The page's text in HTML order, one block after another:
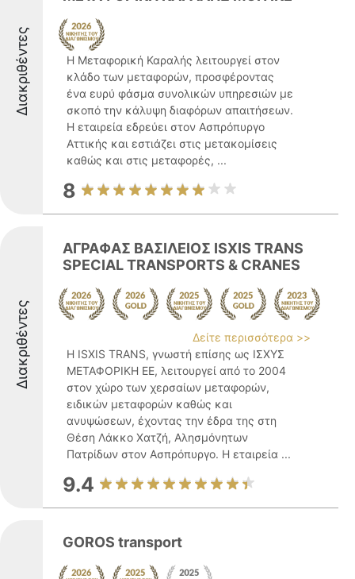
Διακριθέντες
Η Μεταφορική Καραλής λειτουργεί στον
κλάδο των μεταφορών, προσφέροντας
ένα ευρύ φάσμα συνολικών υπηρεσιών με
σκοπό την κάλυψη διαφόρων απαιτήσεων.
Η εταιρεία εδρεύει στον Ασπρόπυργο
Αττικής και εστιάζει στις μετακομίσεις
καθώς και στις μεταφορές, ...
8
Διακριθέντες
ΑΓΡΑΦΑΣ ΒΑΣΙΛΕΙΟΣ ISXIS TRANS
SPECIAL TRANSPORTS & CRANES
Δείτε περισσότερα >>
Η ISXIS TRANS, γνωστή επίσης ως ΙΣΧΥΣ
ΜΕΤΑΦΟΡΙΚΗ ΕΕ, λειτουργεί από το 2004
στον χώρο των χερσαίων μεταφορών,
ειδικών μεταφορών καθώς και
ανυψώσεων, έχοντας την έδρα της στη
Θέση Λάκκο Χατζή, Αλησμόνητων
Πατρίδων στον Ασπρόπυργο. Η εταιρεία ...
9.4
GOROS transport